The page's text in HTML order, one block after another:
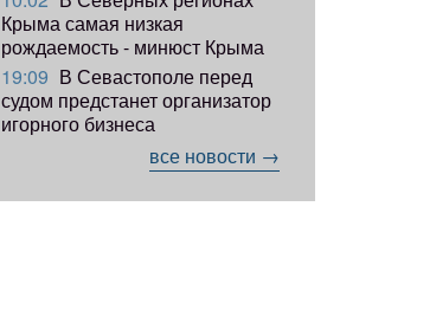
Крыма самая низкая
рождаемость - минюст Крыма
19:09 В Севастополе перед
судом предстанет организатор
игорного бизнеса
все новости →